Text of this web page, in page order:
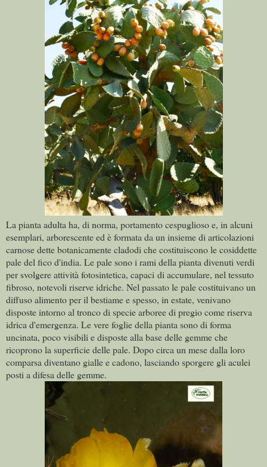
La pianta adulta ha, di norma, portamento cespuglioso e, in alcuni
esemplari, arborescente ed è formata da un insieme di articolazioni
carnose dette botanicamente cladodi che costituiscono le cosiddette
pale del fico d'india. Le pale sono i rami della pianta divenuti verdi
per svolgere attività fotosintetica, capaci di accumulare, nel tessuto
fibroso, notevoli riserve idriche. Nel passato le pale costituivano un
diffuso alimento per il bestiame e spesso, in estate, venivano
disposte intorno al tronco di specie arboree di pregio come riserva
idrica d'emergenza. Le vere foglie della pianta sono di forma
uncinata, poco visibili e disposte alla base delle gemme che
ricoprono la superficie delle pale. Dopo circa un mese dalla loro
comparsa diventano gialle e cadono, lasciando sporgere gli aculei
posti a difesa delle gemme.